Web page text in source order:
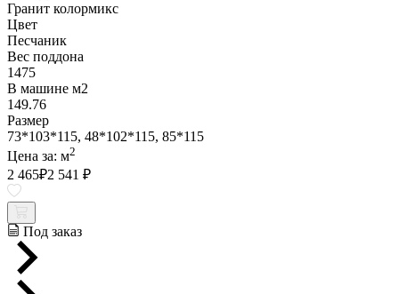
Гранит колормикс
Цвет
Песчаник
Вес поддона
1475
В машине м2
149.76
Размер
73*103*115, 48*102*115, 85*115
Цена за: м2
2 465₽2 541 ₽
Под заказ